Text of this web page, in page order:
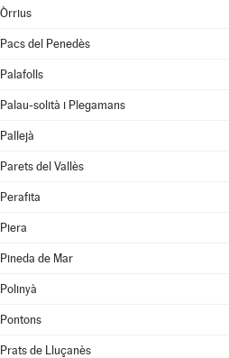
Òrrius
Pacs del Penedès
Palafolls
Palau-solità i Plegamans
Pallejà
Parets del Vallès
Perafita
Piera
Pineda de Mar
Polinyà
Pontons
Prats de Lluçanès